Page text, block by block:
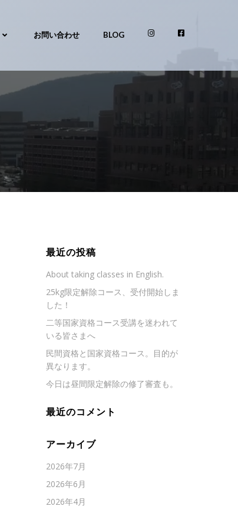
お問い合わせ BLOG
最近の投稿
About taking classes in English.
25kg限定解除コース、受付開始しま
した！
二等国家資格コース受講を迷われて
いる皆さまへ
民間資格と国家資格コース。目的が
異なります。
今日は昼間限定解除の修了審査も。
最近のコメント
アーカイブ
2026年7月
2026年6月
2026年4月